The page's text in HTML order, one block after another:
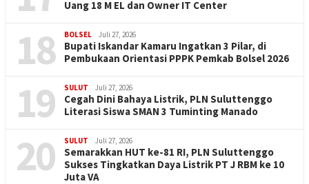
Uang 18 M EL dan Owner IT Center
18 BOLSEL Juli 27, 2026
Bupati Iskandar Kamaru Ingatkan 3 Pilar, di
Pembukaan Orientasi PPPK Pemkab Bolsel 2026
19 SULUT Juli 27, 2026
Cegah Dini Bahaya Listrik, PLN Suluttenggo
Literasi Siswa SMAN 3 Tuminting Manado
20 SULUT Juli 27, 2026
Semarakkan HUT ke-81 RI, PLN Suluttenggo
Sukses Tingkatkan Daya Listrik PT J RBM ke 10
Juta VA